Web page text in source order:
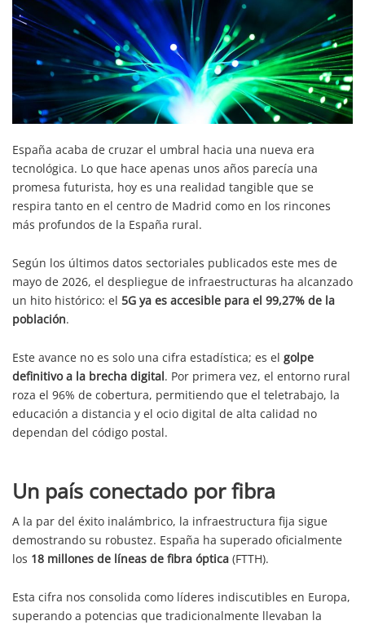
España acaba de cruzar el umbral hacia una nueva era
tecnológica. Lo que hace apenas unos años parecía una
promesa futurista, hoy es una realidad tangible que se
respira tanto en el centro de Madrid como en los rincones
más profundos de la España rural.
Según los últimos datos sectoriales publicados este mes de
mayo de 2026, el despliegue de infraestructuras ha alcanzado
un hito histórico: el 5G ya es accesible para el 99,27% de la
población.
Este avance no es solo una cifra estadística; es el golpe
definitivo a la brecha digital. Por primera vez, el entorno rural
roza el 96% de cobertura, permitiendo que el teletrabajo, la
educación a distancia y el ocio digital de alta calidad no
dependan del código postal.
Un país conectado por fibra
A la par del éxito inalámbrico, la infraestructura fija sigue
demostrando su robustez. España ha superado oficialmente
los 18 millones de líneas de fibra óptica (FTTH).
Esta cifra nos consolida como líderes indiscutibles en Europa,
superando a potencias que tradicionalmente llevaban la